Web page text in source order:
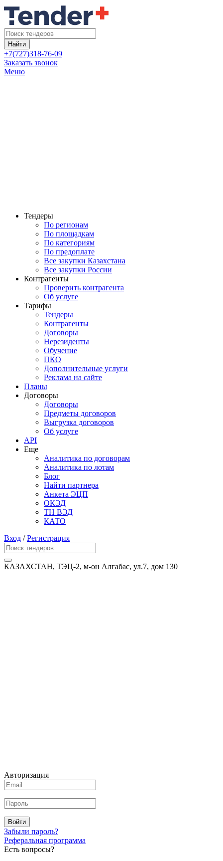
Найти
+7(727)318-76-09
Заказать звонок
Меню
Тендеры
По регионам
По площадкам
По категориям
По предоплате
Все закупки Казахстана
Все закупки России
Контрагенты
Проверить контрагента
Об услуге
Тарифы
Тендеры
Контрагенты
Договоры
Нерезиденты
Обучение
ПКО
Дополнительные услуги
Реклама на сайте
Планы
Договоры
Договоры
Предметы договоров
Выгрузка договоров
Об услуге
API
Еще
Аналитика по договорам
Аналитика по лотам
Блог
Найти партнера
Анкета ЭЦП
ОКЭД
ТН ВЭД
КАТО
Вход /Регистрация
КАЗАХСТАН, ТЭЦ-2, м-он Алгабас, ул.7, дом 130
Авторизация
Войти
Забыли пароль?
Реферальная программа
Есть вопросы?